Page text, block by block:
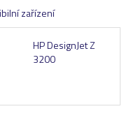
zařízení
HP DesignJet Z
3200